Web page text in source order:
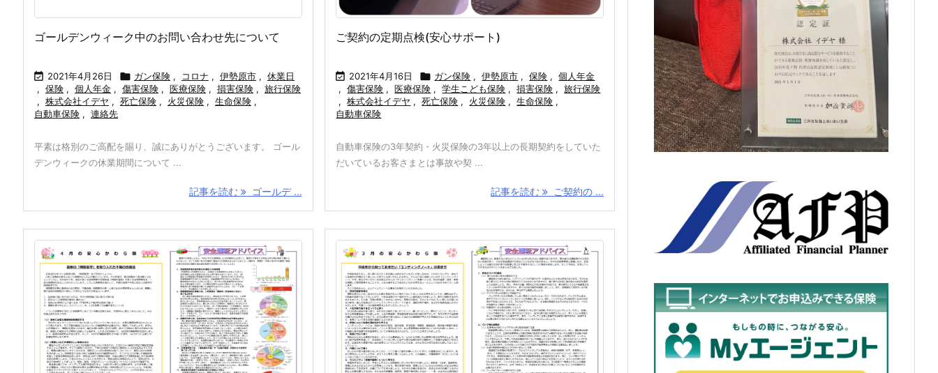
ゴールデンウィーク中のお問い合わせ先について
 2021年4月26日  ガン保険 , コロナ , 伊勢原市 , 休業日
, 保険 , 個人年金 , 傷害保険 , 医療保険 , 損害保険 , 旅行保険
, 株式会社イデヤ , 死亡保険 , 火災保険 , 生命保険 ,
自動車保険 , 連絡先
平素は格別のご高配を賜り、誠にありがとうございます。 ゴール
デンウィークの休業期間について ...
記事を読む ゴールデ ...
ご契約の定期点検(安心サポート)
 2021年4月16日  ガン保険 , 伊勢原市 , 保険 , 個人年金
, 傷害保険 , 医療保険 , 学生こども保険 , 損害保険 , 旅行保険
, 株式会社イデヤ , 死亡保険 , 火災保険 , 生命保険 ,
自動車保険
自動車保険の3年契約・火災保険の3年以上の長期契約をしていた
だいているお客さまとは事故や契 ...
記事を読む ご契約の ...